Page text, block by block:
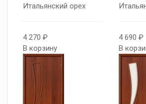
Итальянский орех
4 270 ₽
В корзину
4 690 ₽
В